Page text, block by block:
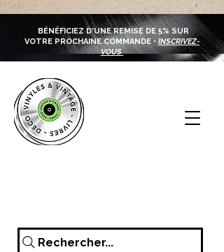
BÉNÉFICIEZ D'UNE REMISE DE 5% SUR
VOTRE PROCHAINE COMMANDE • INSCRIVEZ-
VOUS
Rechercher...